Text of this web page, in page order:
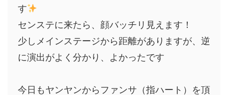
す
センステに来たら、顔バッチリ見えます！
少しメインステージから距離がありますが、逆
に演出がよく分かり、よかったです
今日もヤンヤンからファンサ（指ハート）を頂